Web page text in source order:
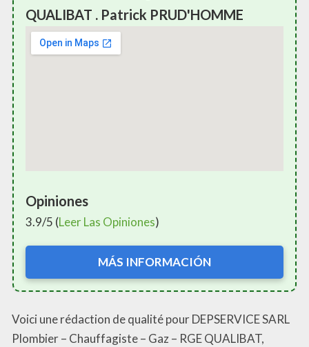
QUALIBAT . Patrick PRUD'HOMME
Opiniones
3.9/5 (Leer Las Opiniones)
MÁS INFORMACIÓN
Voici une rédaction de qualité pour DEPSERVICE SARL
Plombier – Chauffagiste – Gaz – RGE QUALIBAT,